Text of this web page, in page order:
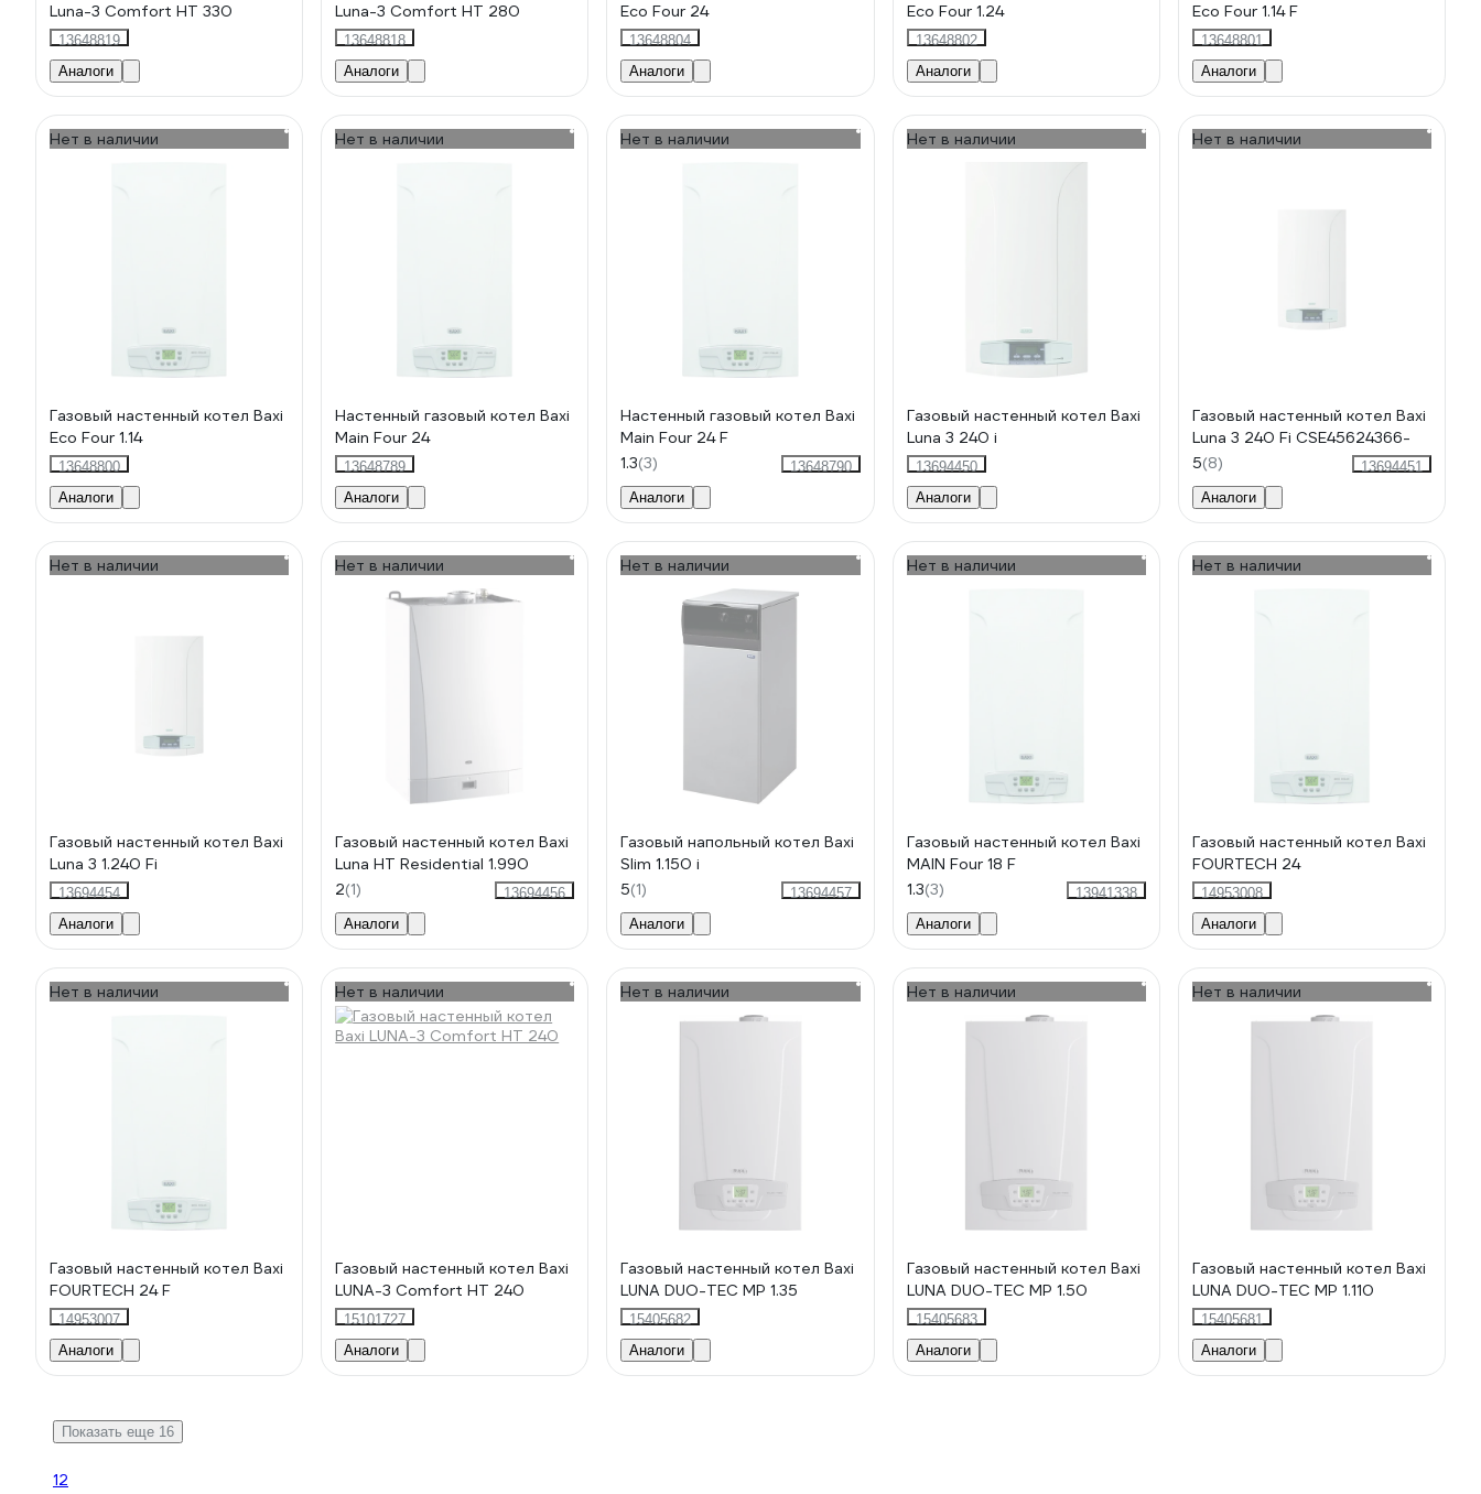
Luna-3 Comfort HT 330
13648819
Аналоги
Luna-3 Comfort HT 280
13648818
Аналоги
Eco Four 24
13648804
Аналоги
Eco Four 1.24
13648802
Аналоги
Eco Four 1.14 F
13648801
Аналоги
Нет в наличии
Газовый настенный котел Baxi
Eco Four 1.14
13648800
Аналоги
Нет в наличии
Настенный газовый котел Baxi
Main Four 24
13648789
Аналоги
Нет в наличии
Настенный газовый котел Baxi
Main Four 24 F
1.3(3)
13648790
Аналоги
Нет в наличии
Газовый настенный котел Baxi
Luna 3 240 i
13694450
Аналоги
Нет в наличии
Газовый настенный котел Baxi
Luna 3 240 Fi CSE45624366-
5(8)
13694451
Аналоги
Нет в наличии
Газовый настенный котел Baxi
Luna 3 1.240 Fi
13694454
Аналоги
Нет в наличии
Газовый настенный котел Baxi
Luna HT Residential 1.990
2(1)
13694456
Аналоги
Нет в наличии
Газовый напольный котел Baxi
Slim 1.150 i
5(1)
13694457
Аналоги
Нет в наличии
Газовый настенный котел Baxi
MAIN Four 18 F
1.3(3)
13941338
Аналоги
Нет в наличии
Газовый настенный котел Baxi
FOURTECH 24
14953008
Аналоги
Нет в наличии
Газовый настенный котел Baxi
FOURTECH 24 F
14953007
Аналоги
Нет в наличии
Газовый настенный котел Baxi
LUNA-3 Comfort HT 240
15101727
Аналоги
Нет в наличии
Газовый настенный котел Baxi
LUNA DUO-TEC MP 1.35
15405682
Аналоги
Нет в наличии
Газовый настенный котел Baxi
LUNA DUO-TEC MP 1.50
15405683
Аналоги
Нет в наличии
Газовый настенный котел Baxi
LUNA DUO-TEC MP 1.110
15405681
Аналоги
Показать еще 16
12